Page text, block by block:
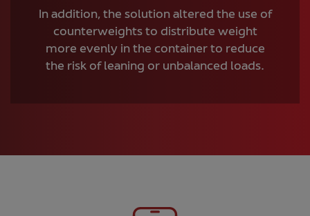
In addition, the solution altered the use of
counterweights to distribute weight
more evenly in the container to reduce
the risk of leaning or unbalanced loads.